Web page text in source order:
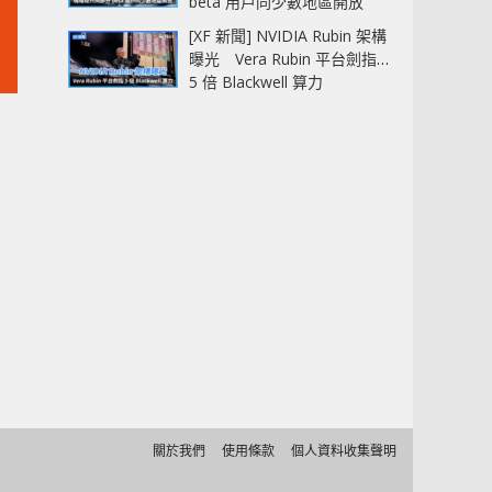
[XF 新聞] NVIDIA Rubin 架構
曝光 Vera Rubin 平台劍指
5 倍 Blackwell 算力
關於我們 使用條款 個人資料收集聲明